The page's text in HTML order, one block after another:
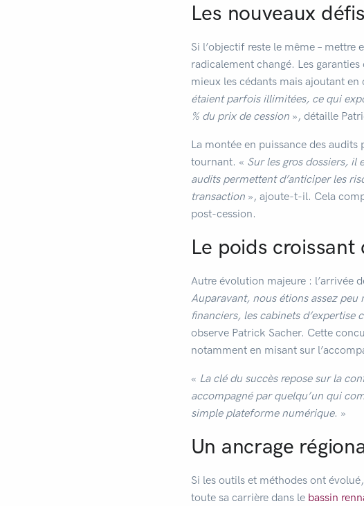
Les nouveaux
Si l’objectif reste le même – mettre
radicalement changé. Les
mieux les cédants mais ajoutant
étaient parfois illimitées, ce qui
% du prix de cession», détaille
La montée en puissance des
tournant. « Sur les gros dossiers, il
audits permettent d’anticiper les
transaction», ajoute-t-il. Cela
post-cession.
Le poids
Autre évolution majeure : l’arrivée
Auparavant, nous étions assez peu
financiers, les cabinets d’expertise
observe Patrick Sacher. Cette
notamment en misant sur
« La clé du succès repose sur la
accompagné par quelqu’un qui
simple plateforme numérique. »
Un ancrage
Si les outils et méthodes ont
toute sa carrière dans le bassin